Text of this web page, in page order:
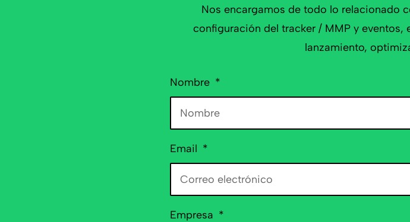
Nos encargamos de todo lo relacionado
configuración del tracker / MMP y
lanzamiento,
Nombre
Email
Empresa